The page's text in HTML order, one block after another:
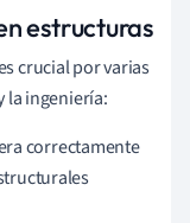
estructuras
crucial por varias
la ingeniería:
correctamente